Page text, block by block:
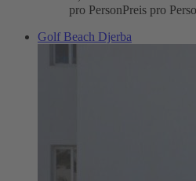
pro PersonPreis pro
Golf Beach Djerba